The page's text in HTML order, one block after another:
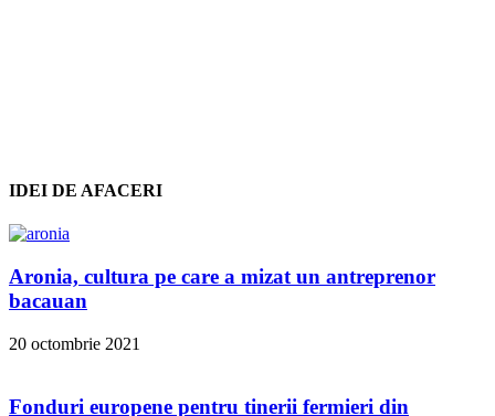
IDEI DE AFACERI
Aronia, cultura pe care a mizat un antreprenor
bacauan
20 octombrie 2021
Fonduri europene pentru tinerii fermieri din